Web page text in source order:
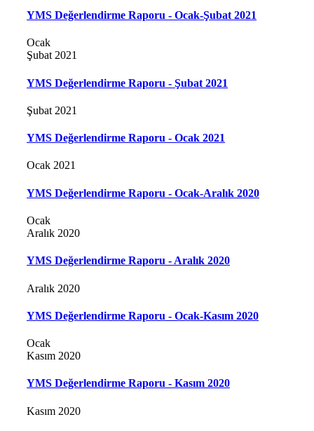
YMS Değerlendirme Raporu - Ocak-Şubat 2021
Ocak
Şubat 2021
YMS Değerlendirme Raporu - Şubat 2021
Şubat 2021
YMS Değerlendirme Raporu - Ocak 2021
Ocak 2021
YMS Değerlendirme Raporu - Ocak-Aralık 2020
Ocak
Aralık 2020
YMS Değerlendirme Raporu - Aralık 2020
Aralık 2020
YMS Değerlendirme Raporu - Ocak-Kasım 2020
Ocak
Kasım 2020
YMS Değerlendirme Raporu - Kasım 2020
Kasım 2020